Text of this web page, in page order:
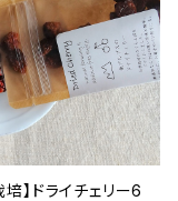
培】ドライチェリー6